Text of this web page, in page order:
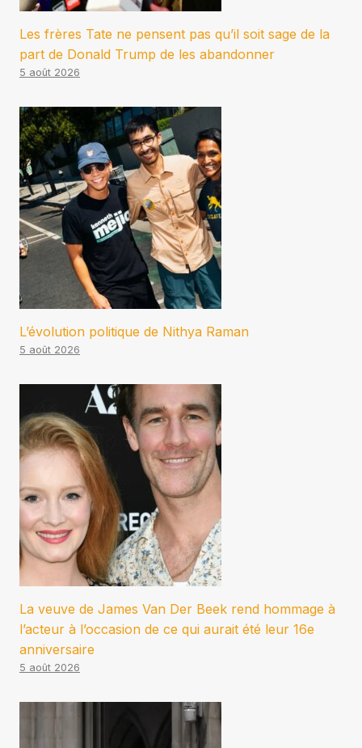
Les frères Tate ne pensent pas qu’il soit sage de la
part de Donald Trump de les abandonner
5 août 2026
L’évolution politique de Nithya Raman
5 août 2026
La veuve de James Van Der Beek rend hommage à
l’acteur à l’occasion de ce qui aurait été leur 16e
anniversaire
5 août 2026